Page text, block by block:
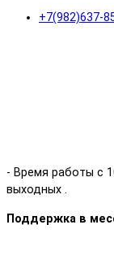
+7(982)637-
- Время работы с
выходных .
Поддержка в